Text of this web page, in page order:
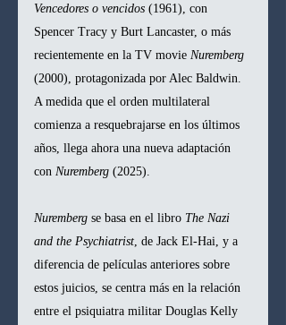
Vencedores o vencidos (1961), con
Spencer Tracy y Burt Lancaster, o más
recientemente en la TV movie Nuremberg
(2000), protagonizada por Alec Baldwin.
A medida que el orden multilateral
comienza a resquebrajarse en los últimos
años, llega ahora una nueva adaptación
con Nuremberg (2025).
Nuremberg se basa en el libro The Nazi
and the Psychiatrist , de Jack El-Hai, y a
diferencia de películas anteriores sobre
estos juicios, se centra más en la relación
entre el psiquiatra militar Douglas Kelly